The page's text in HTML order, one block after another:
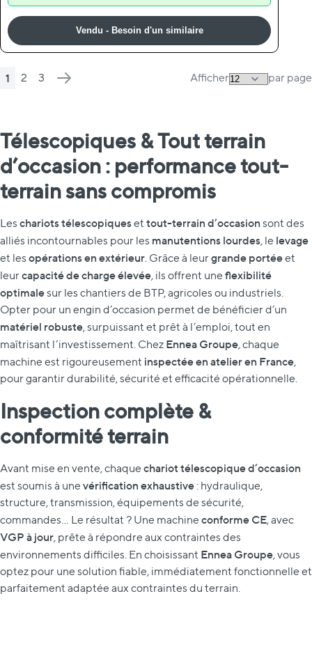
Vendu - Besoin d'un similaire
Page
Vous lisez actuellement la page
1 Page
2
Page
3
Page
Suivant
Afficher par page
Télescopiques & Tout terrain
d’occasion : performance tout-
terrain sans compromis
Les chariots télescopiqueset tout-terrain d’occasion sont des
alliés incontournables pour les manutentions lourdes, le levage
et les opérations en extérieur. Grâce à leurgrande portéeet
leurcapacité de charge élevée, ils offrent une flexibilité
optimalesur les chantiers de BTP, agricoles ou industriels.
Opter pour un engin d’occasion permet de bénéficier d’un
matériel robuste, surpuissant et prêt à l’emploi, tout en
maîtrisant l’investissement. Chez Ennea Groupe, chaque
machine est rigoureusement inspectée en atelier en France,
pour garantir durabilité, sécurité et efficacité opérationnelle.
Inspection complète &
conformité terrain
Avant mise en vente, chaque chariot télescopique d’occasion
est soumis à une vérification exhaustive : hydraulique,
structure, transmission, équipements de sécurité,
commandes… Le résultat ? Une machine conforme CE, avec
VGP à jour, prête à répondre aux contraintes des
environnements difficiles. En choisissant Ennea Groupe, vous
optez pour une solution fiable, immédiatement fonctionnelle et
parfaitement adaptée aux contraintes du terrain.